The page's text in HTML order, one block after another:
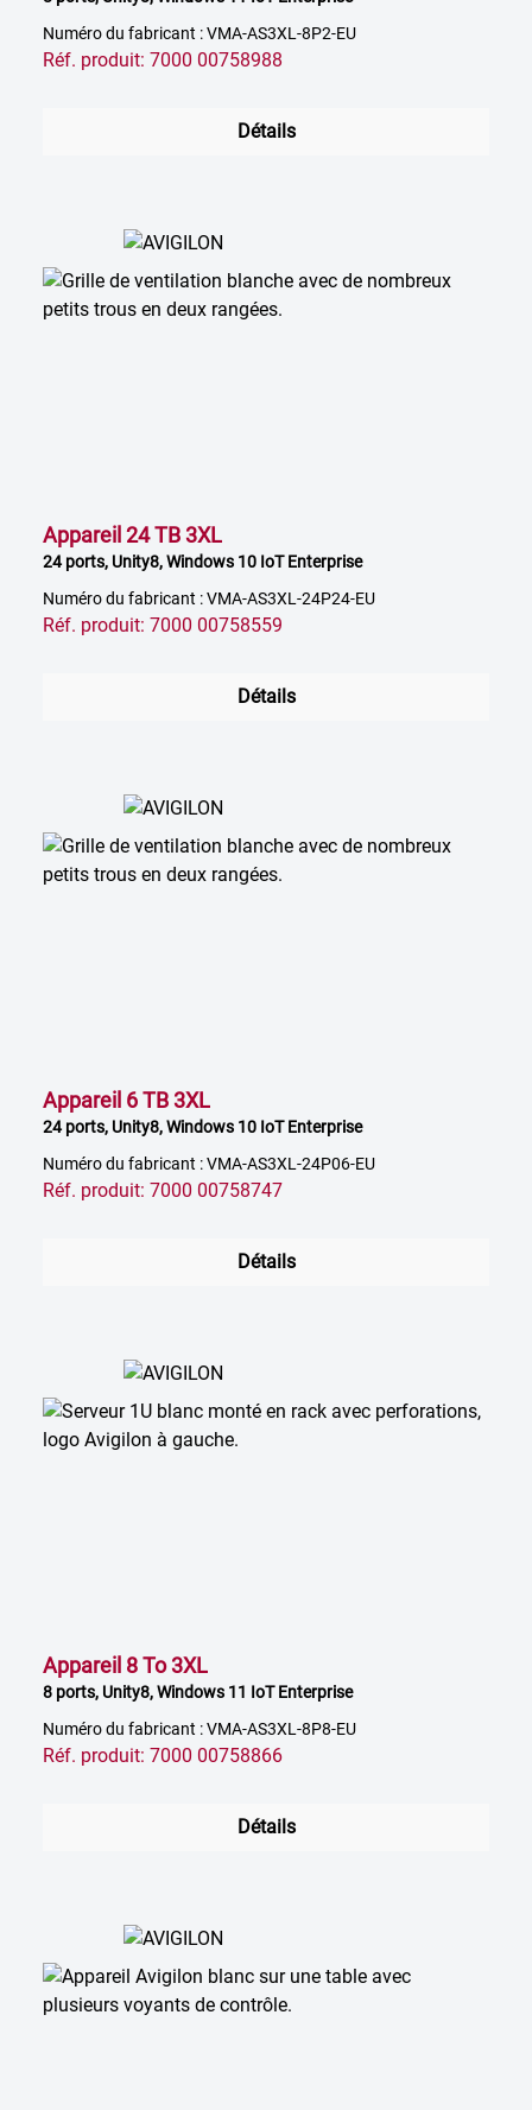
Numéro du fabricant : VMA-AS3XL-8P2-EU
Réf. produit: 7000 00758988
Détails
Appareil 24 TB 3XL
24 ports, Unity8, Windows 10 IoT Enterprise
Numéro du fabricant : VMA-AS3XL-24P24-EU
Réf. produit: 7000 00758559
Détails
Appareil 6 TB 3XL
24 ports, Unity8, Windows 10 IoT Enterprise
Numéro du fabricant : VMA-AS3XL-24P06-EU
Réf. produit: 7000 00758747
Détails
Appareil 8 To 3XL
8 ports, Unity8, Windows 11 IoT Enterprise
Numéro du fabricant : VMA-AS3XL-8P8-EU
Réf. produit: 7000 00758866
Détails